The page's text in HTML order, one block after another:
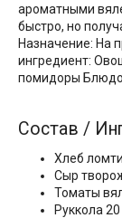
ароматными
быстро, но
Назначение: На
ингредиент:
помидоры
Состав /
Хлеб
Сыр
Томаты
Руккола